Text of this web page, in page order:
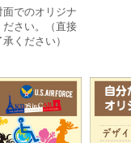
でのオリジナ
ださい。（直接
ください）